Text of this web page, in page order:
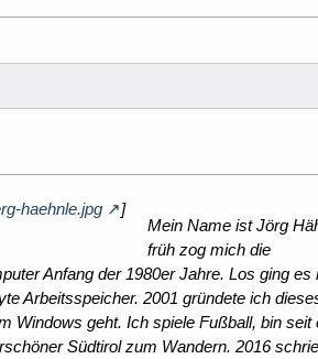
haehnle.jpg
]
Mein Name ist Jörg
früh zog mich die
Anfang der 1980er Jahre. Los ging es
Arbeitsspeicher. 2001 gründete ich
Windows geht. Ich spiele Fußball, bin seit
Südtirol zum Wandern. 2016